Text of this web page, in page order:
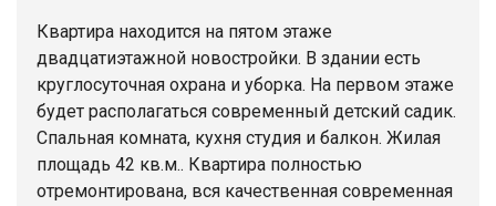
Квартира находится на пятом этаже
двадцатиэтажной новостройки. В здании есть
круглосуточная охрана и уборка. На первом этаже
будет располагаться современный детский садик.
Спальная комната, кухня студия и балкон. Жилая
площадь 42 кв.м.. Квартира полностью
отремонтирована, вся качественная современная